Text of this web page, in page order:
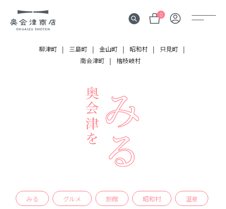
0
伝言板
体験
柳津町 三島町 金山町 昭和村
只見町
南会津町
檜枝岐村
みる グルメ 旅館 昭和村 温泉